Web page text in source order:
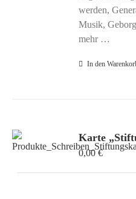
werden,
Musik,
mehr …
In den
Karte
0,00€